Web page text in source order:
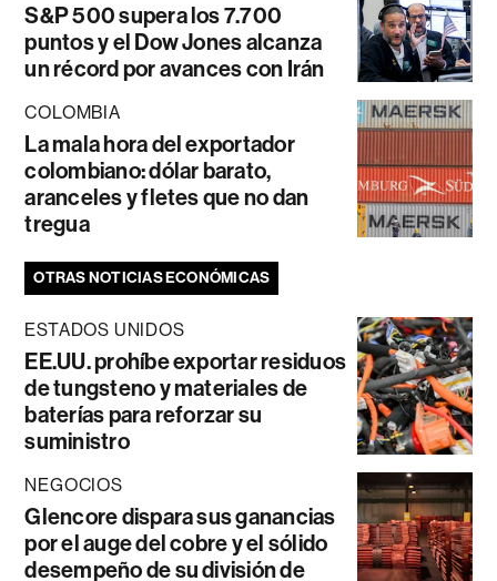
S&P 500 supera los 7.700
puntos y el Dow Jones alcanza
un récord por avances con Irán
COLOMBIA
La mala hora del exportador
colombiano: dólar barato,
aranceles y fletes que no dan
tregua
OTRAS NOTICIAS ECONÓMICAS
ESTADOS UNIDOS
EE.UU. prohíbe exportar residuos
de tungsteno y materiales de
baterías para reforzar su
suministro
NEGOCIOS
Glencore dispara sus ganancias
por el auge del cobre y el sólido
desempeño de su división de